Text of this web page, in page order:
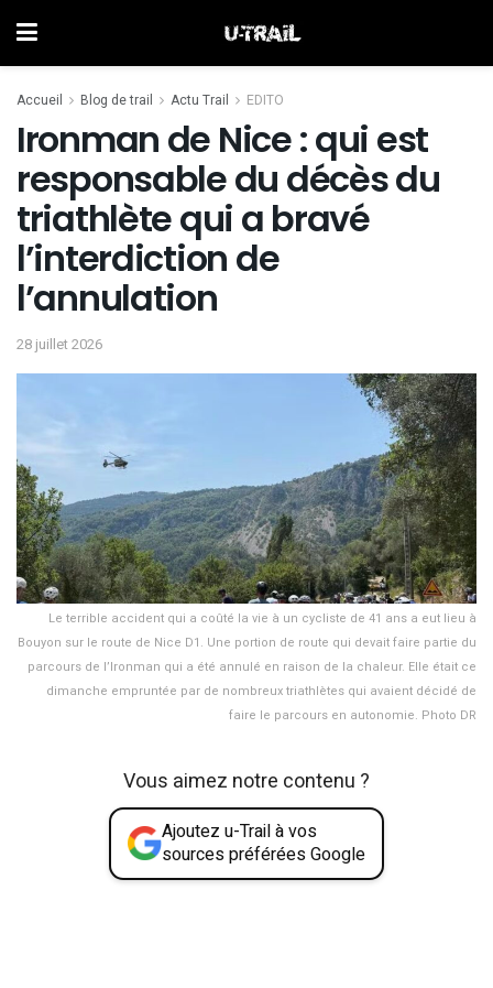
Accueil Blog de trail Actu Trail EDITO
Ironman de Nice : qui est
responsable du décès du
triathlète qui a bravé
l’interdiction de
l’annulation
28 juillet 2026
Le terrible accident qui a coûté la vie à un cycliste de 41 ans a eut lieu à
Bouyon sur le route de Nice D1. Une portion de route qui devait faire partie du
parcours de l’Ironman qui a été annulé en raison de la chaleur. Elle était ce
dimanche empruntée par de nombreux triathlètes qui avaient décidé de
faire le parcours en autonomie. Photo DR
Vous aimez notre contenu ?
Ajoutez u-Trail à vos
sources préférées Google